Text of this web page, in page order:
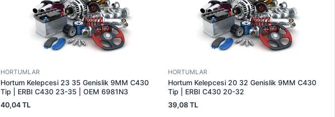
HORTUMLAR
Hortum Kelepcesi 23 35 Genislik 9MM C430
Tip | ERBI C430 23-35 | OEM 6981N3
40,04 TL
HORTUMLAR
Hortum Kelepcesi 20 32 Genislik 9MM C430
Tip | ERBI C430 20-32
39,08 TL